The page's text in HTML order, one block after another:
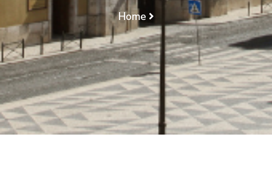
Home
ACÇÃO DE IMPUGNAÇÃO DE DESPEDIMENTO
COLECTIVO/TÉCNICO DE PARTE/PRAZO/MULTA
PROCESSUAL